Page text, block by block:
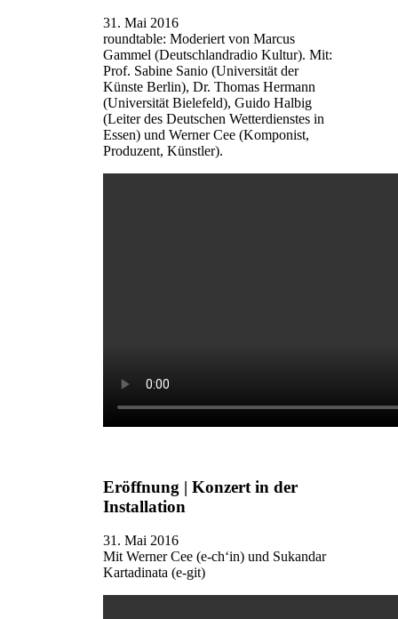
31. Mai 2016
roundtable: Moderiert von Marcus
Gammel (Deutschlandradio Kultur). Mit:
Prof. Sabine Sanio (Universität der
Künste Berlin), Dr. Thomas Hermann
(Universität Bielefeld), Guido Halbig
(Leiter des Deutschen Wetterdienstes in
Essen) und Werner Cee (Komponist,
Produzent, Künstler).
Eröffnung | Konzert in der
Installation
31. Mai 2016
Mit Werner Cee (e-ch‘in) und Sukandar
Kartadinata (e-git)